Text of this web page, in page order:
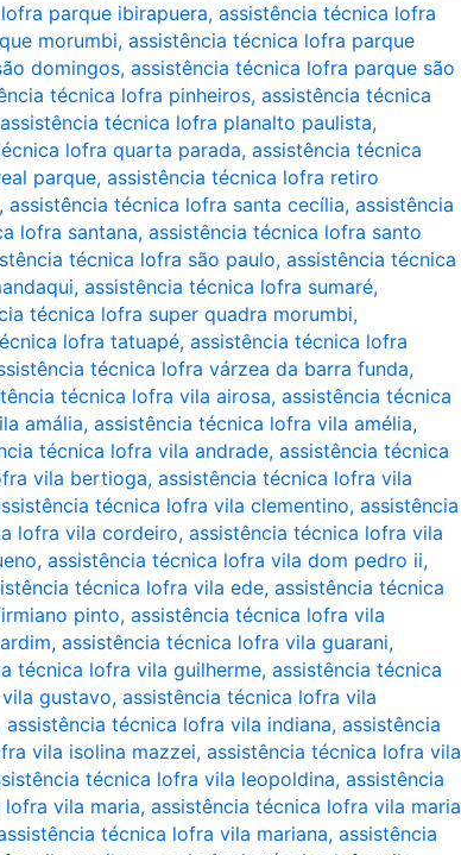
parque ibirapuera, assistência técnica lofra
morumbi, assistência técnica lofra parque
domingos, assistência técnica lofra parque são
técnica lofra pinheiros, assistência técnica
assistência técnica lofra planalto paulista,
lofra quarta parada, assistência técnica
parque, assistência técnica lofra retiro
, assistência técnica lofra santa cecília, assistência
lofra santana, assistência técnica lofra santo
técnica lofra são paulo, assistência técnica
, assistência técnica lofra sumaré,
técnica lofra super quadra morumbi,
lofra tatuapé, assistência técnica lofra
técnica lofra várzea da barra funda,
técnica lofra vila airosa, assistência técnica
amália, assistência técnica lofra vila amélia,
técnica lofra vila andrade, assistência técnica
vila bertioga, assistência técnica lofra vila
técnica lofra vila clementino, assistência
lofra vila cordeiro, assistência técnica lofra vila
, assistência técnica lofra vila dom pedro ii,
técnica lofra vila ede, assistência técnica
pinto, assistência técnica lofra vila
, assistência técnica lofra vila guarani,
técnica lofra vila guilherme, assistência técnica
gustavo, assistência técnica lofra vila
assistência técnica lofra vila indiana, assistência
vila isolina mazzei, assistência técnica lofra vila
técnica lofra vila leopoldina, assistência
vila maria, assistência técnica lofra vila maria
técnica lofra vila mariana, assistência